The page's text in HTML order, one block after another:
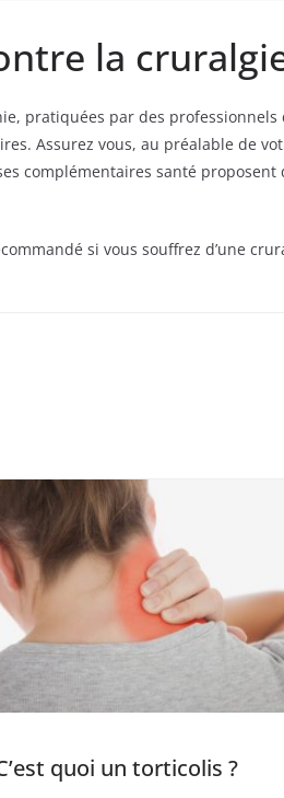
la
pratiquées par des
Assurez vous, au préalable de
complémentaires santé
si vous souffrez d’une
quoi un torticolis ?